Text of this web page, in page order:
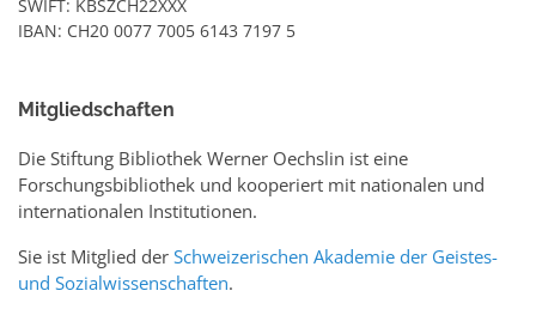
SWIFT: KBSZCH22XXX
IBAN: CH20 0077 7005 6143 7197 5
Mitgliedschaften
Die Stiftung Bibliothek Werner Oechslin ist eine
Forschungsbibliothek und kooperiert mit nationalen und
internationalen Institutionen.
Sie ist Mitglied der Schweizerischen Akademie der Geistes-
und Sozialwissenschaften.